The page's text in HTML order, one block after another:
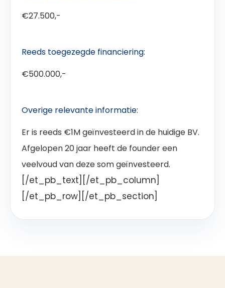
€27.500,-
Reeds toegezegde financiering:
€500.000,-
Overige relevante informatie:
Er is reeds €1M geïnvesteerd in de huidige BV.
Afgelopen 20 jaar heeft de founder een
veelvoud van deze som geïnvesteerd.
[/et_pb_text][/et_pb_column]
[/et_pb_row][/et_pb_section]